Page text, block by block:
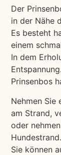
Der
in der Nähe
Es besteht
einem
In dem
Entspannung.
Prinsenbos
Nehmen Sie
am Strand,
oder
Hundestrand.
Sie können